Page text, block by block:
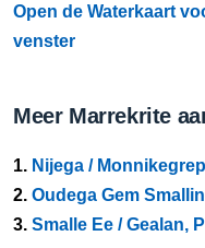
Open de Waterkaart
venster
Meer Marrekrite
1. Nijega /
2. Oudega Gem
3. Smalle Ee / Gealan,